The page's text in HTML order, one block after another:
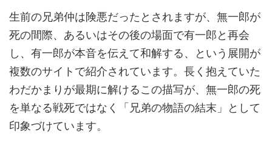
生前の兄弟仲は険悪だったとされますが、無一郎が
死の間際、あるいはその後の場面で有一郎と再会
し、有一郎が本音を伝えて和解する、という展開が
複数のサイトで紹介されています。長く抱えていた
わだかまりが最期に解けるこの描写が、無一郎の死
を単なる戦死ではなく「兄弟の物語の結末」として
印象づけています。